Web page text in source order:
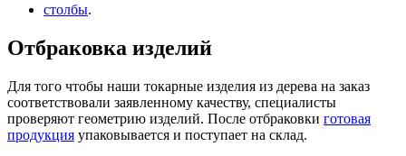
столбы.
Отбраковка изделий
Для того чтобы наши токарные изделия из дерева на заказ
соответствовали заявленному качеству, специалисты
проверяют геометрию изделий. После отбраковки готовая
продукция упаковывается и поступает на склад.